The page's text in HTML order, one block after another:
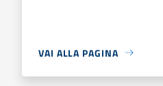
VAI ALLA PAGINA